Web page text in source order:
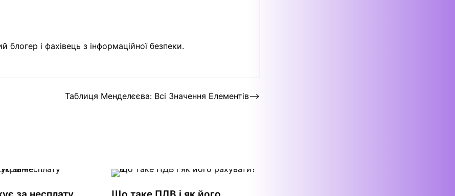
блогер і фахівець з інформаційної безпеки.
Таблиця Менделєєва: Всі Значення Елементів⟶